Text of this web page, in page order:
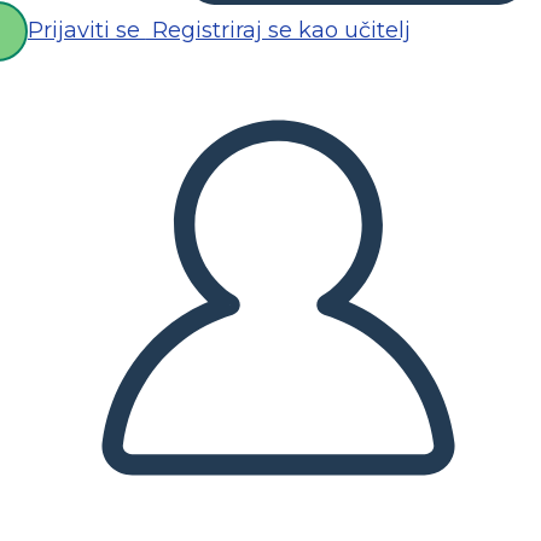
Prijaviti se Registriraj se kao učitelj